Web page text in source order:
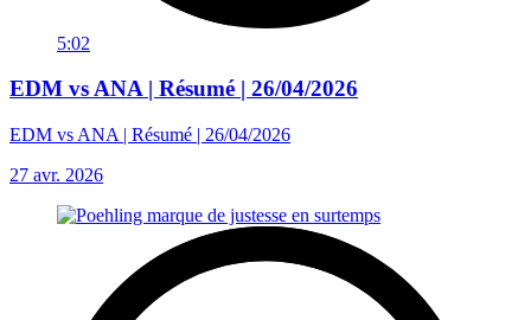
5:02
EDM vs ANA | Résumé | 26/04/2026
EDM vs ANA | Résumé | 26/04/2026
27 avr. 2026